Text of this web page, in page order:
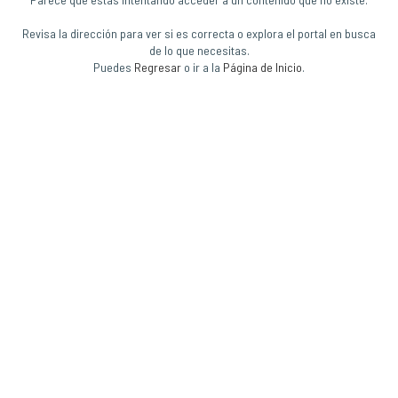
Revisa la dirección para ver si es correcta o explora el portal en busca
de lo que necesitas.
Puedes Regresar o ir a la Página de Inicio.